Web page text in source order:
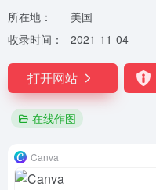
所在地：
美国
收录时间：
2021-11-04
打开网站
在线作图
Canva